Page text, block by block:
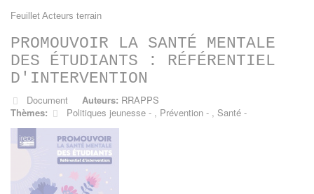
Feuillet Acteurs terrain
PROMOUVOIR LA SANTÉ MENTALE
DES ÉTUDIANTS : RÉFÉRENTIEL
D'INTERVENTION
Document Auteurs: RRAPPS
Thèmes:
Politiques jeunesse , Prévention , Santé